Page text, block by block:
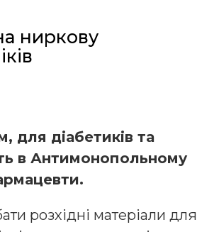
ниркову
для діабетиків та
в Антимонопольному
розхідні матеріали для